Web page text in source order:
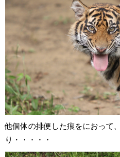
他個体の排便した痕をにおって
り・・・・・